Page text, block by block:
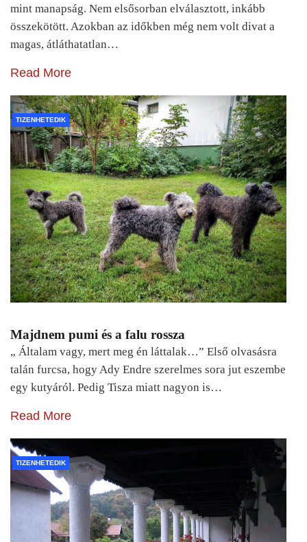
mint manapság. Nem elsősorban elválasztott, inkább
összekötött. Azokban az időkben még nem volt divat a
magas, átláthatatlan…
Read More
TIZENHETEDIK
Majdnem pumi és a falu rossza
„ Általam vagy, mert meg én láttalak…” Első olvasásra
talán furcsa, hogy Ady Endre szerelmes sora jut eszembe
egy kutyáról. Pedig Tisza miatt nagyon is…
Read More
TIZENHETEDIK